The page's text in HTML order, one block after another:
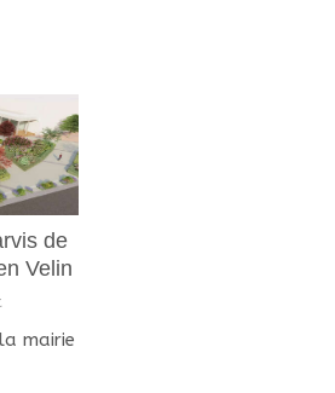
de
Velin
mairie